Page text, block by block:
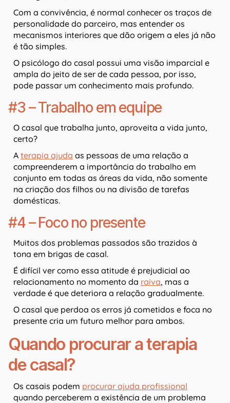
Com a convivência, é normal conhecer os traços de
personalidade do parceiro, mas entender os
mecanismos interiores que dão origem a eles já não
é tão simples.
O psicólogo do casal possui uma visão imparcial e
ampla do jeito de ser de cada pessoa, por isso,
pode passar um conhecimento mais profundo.
#3 – Trabalho em equipe
O casal que trabalha junto, aproveita a vida junto,
certo?
A terapia ajuda as pessoas de uma relação a
compreenderem a importância do trabalho em
conjunto em todas as áreas da vida, não somente
na criação dos filhos ou na divisão de tarefas
domésticas.
#4 – Foco no presente
Muitos dos problemas passados são trazidos à
tona em brigas de casal.
É difícil ver como essa atitude é prejudicial ao
relacionamento no momento da raiva, mas a
verdade é que deteriora a relação gradualmente.
O casal que perdoa os erros já cometidos e foca no
presente cria um futuro melhor para ambos.
Quando procurar a terapia
de casal?
Os casais podem procurar ajuda profissional
quando perceberem a existência de um problema